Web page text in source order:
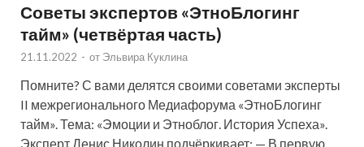
Советы экспертов «ЭтноБлогинг
тайм» (четвёртая часть)
21.11.2022 - от Эльвира Куклина
Помните? С вами делятся своими советами эксперты
II межрегионального Медиафорума «ЭтноБлогинг
тайм». Тема: «Эмоции и Этноблог. История Успеха».
Эксперт Денис Николин подчёркивает: — В первую